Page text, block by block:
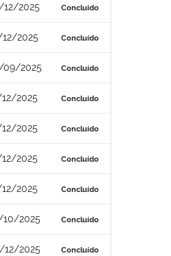
12/2025 Concluído
2025 Concluído
09/2025 Concluído
2025 Concluído
2025 Concluído
2025 Concluído
2025 Concluído
10/2025 Concluído
12/2025 Concluído